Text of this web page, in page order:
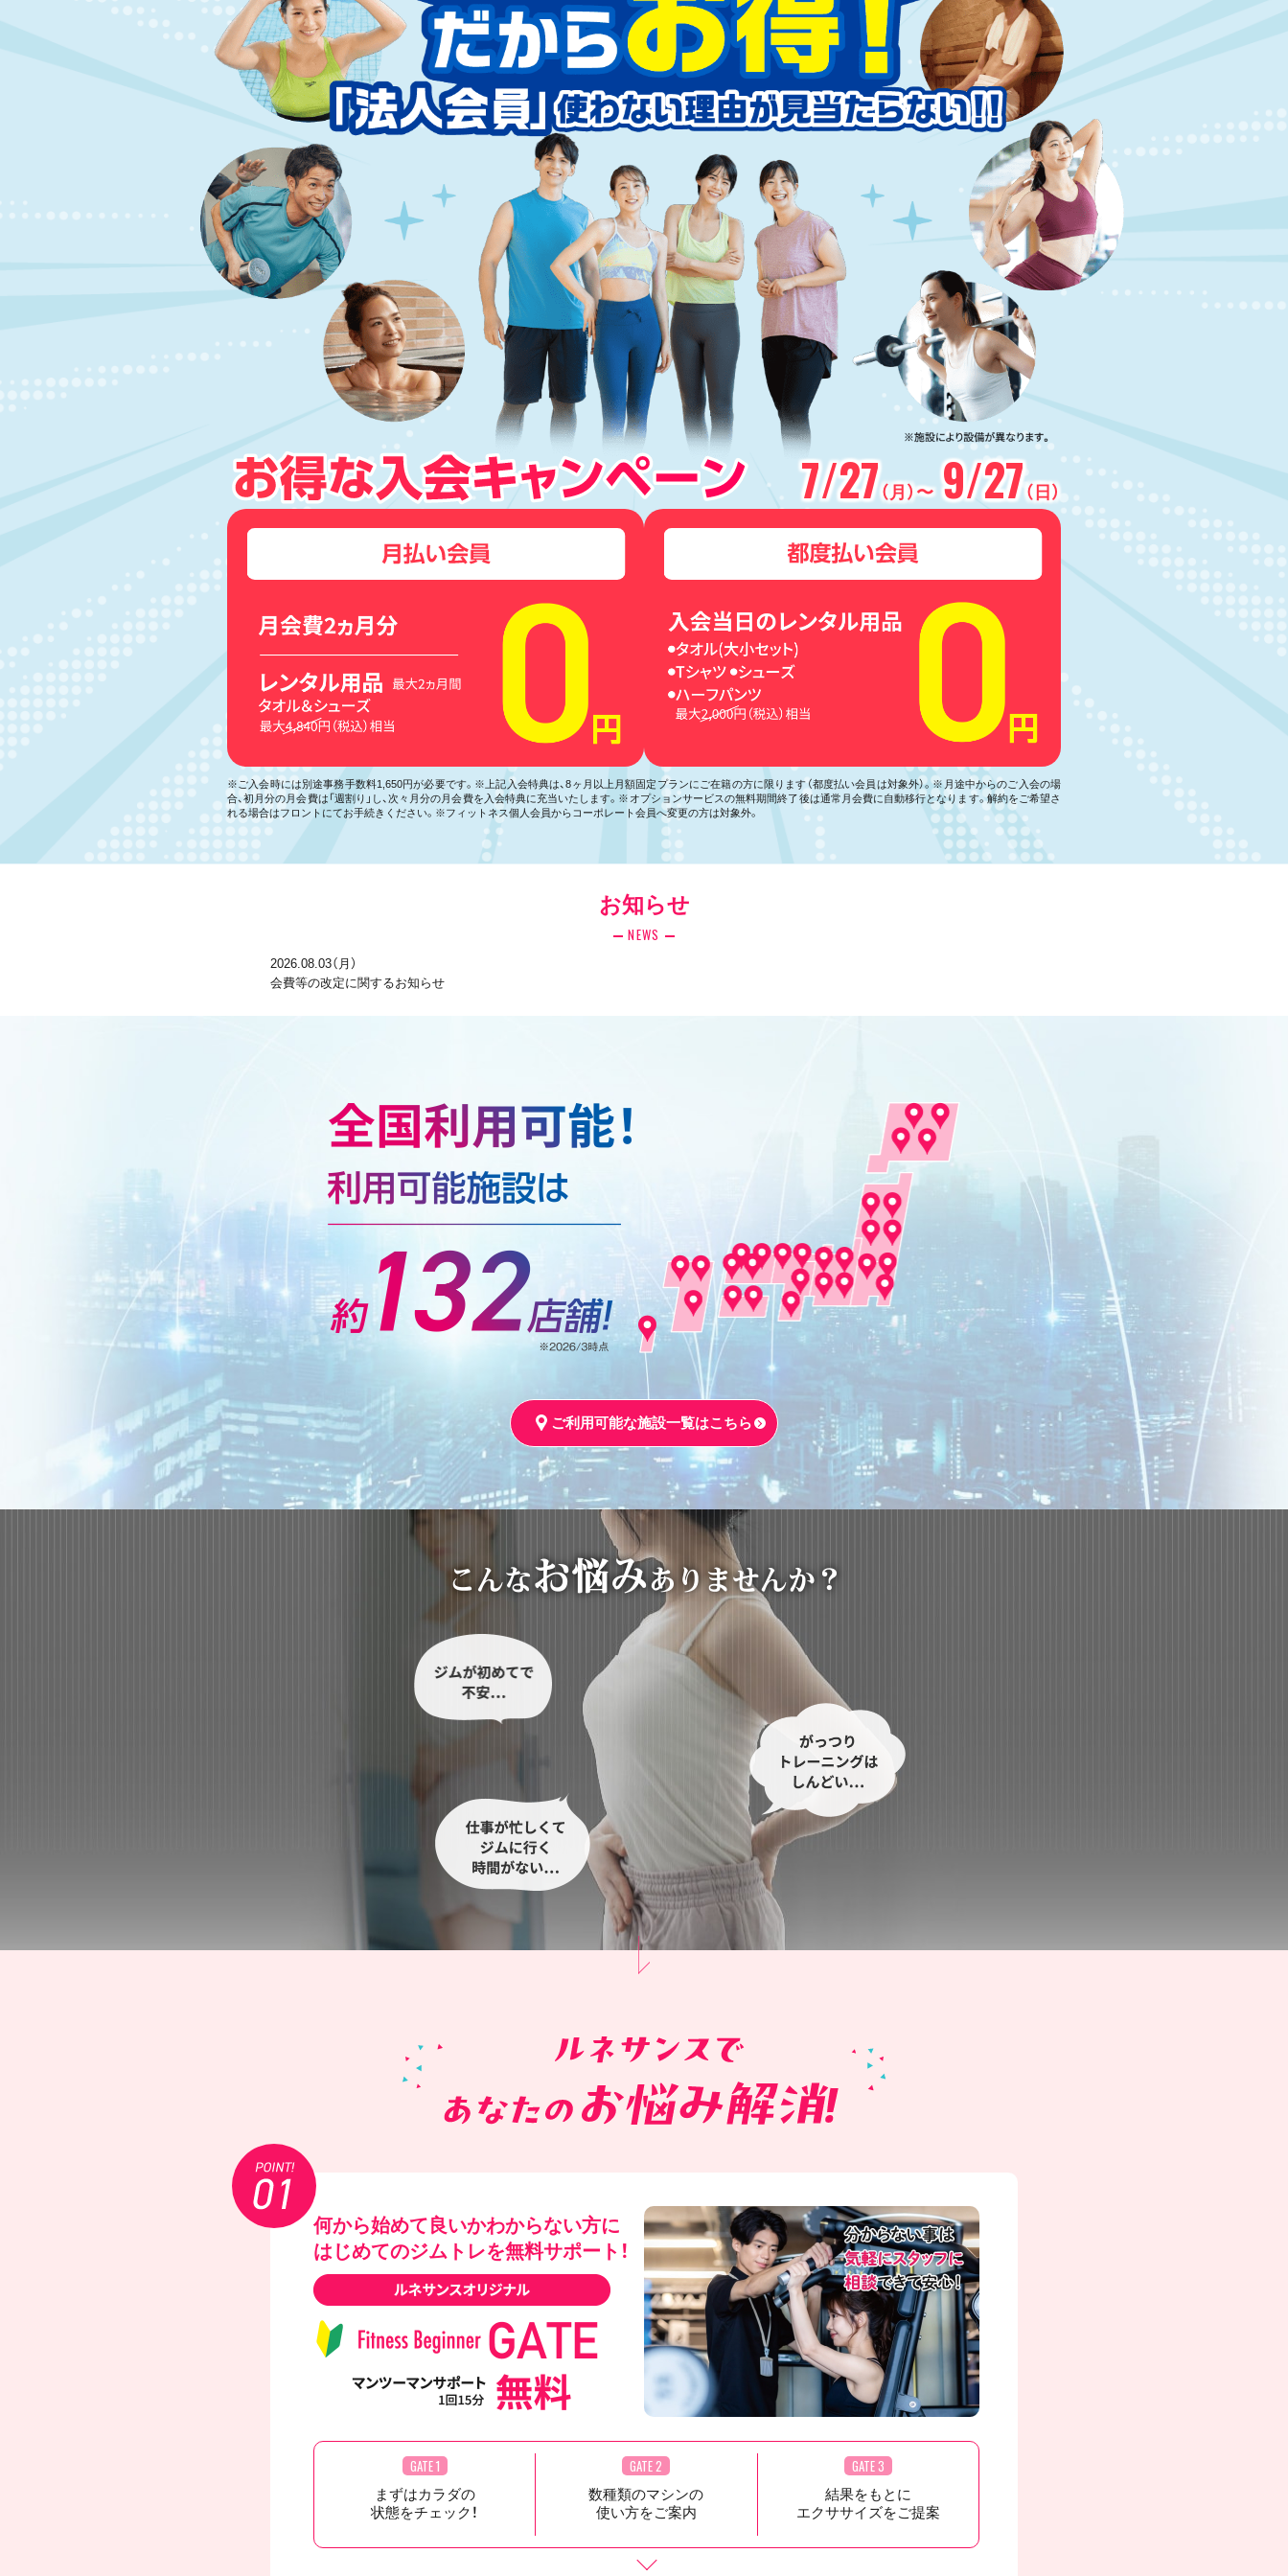
7/27（月）〜 9/27（日）
※ご入会時には別途事務手数料1,650円が必要です。※上記入会特典は、8ヶ月以上月額固定プランにご在籍の方に限ります（都度払い会員は対象外）。※月途中からのご入会の場
合、初月分の月会費は「週割り」し、次々月分の月会費を入会特典に充当いたします。※オプションサービスの無料期間終了後は通常月会費に自動移行となります。解約をご希望さ
れる場合はフロントにてお手続きください。※フィットネス個人会員からコーポレート会員へ変更の方は対象外。
お知らせ
NEWS
2026.08.03（月）
会費等の改定に関するお知らせ
ご利用可能な施設一覧はこちら
何から始めて良いかわからない方に
はじめてのジムトレを無料サポート！
GATE 1
まずはカラダの
状態をチェック！
GATE 2
数種類のマシンの
使い方をご案内
GATE 3
結果をもとに
エクササイズをご提案